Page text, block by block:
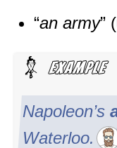
“an army”
Napoleon’s
Waterloo.